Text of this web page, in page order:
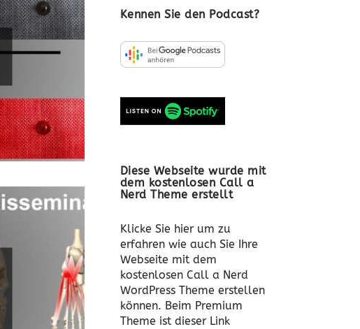
Kennen Sie den Podcast?
Diese Webseite wurde mit
dem kostenlosen Call a
Nerd Theme erstellt
Klicke Sie hier um zu
erfahren wie auch Sie Ihre
Webseite mit dem
kostenlosen Call a Nerd
WordPress Theme erstellen
können. Beim Premium
Theme ist dieser Link